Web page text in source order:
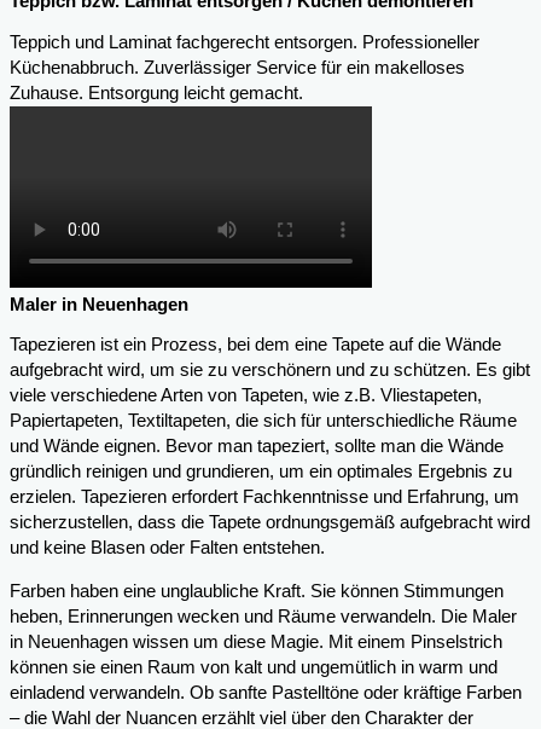
Teppich und Laminat fachgerecht entsorgen. Professioneller
Küchenabbruch. Zuverlässiger Service für ein makelloses
Zuhause. Entsorgung leicht gemacht.
Maler in Neuenhagen
Tapezieren ist ein Prozess, bei dem eine Tapete auf die Wände
aufgebracht wird, um sie zu verschönern und zu schützen. Es gibt
viele verschiedene Arten von Tapeten, wie z.B. Vliestapeten,
Papiertapeten, Textiltapeten, die sich für unterschiedliche Räume
und Wände eignen. Bevor man tapeziert, sollte man die Wände
gründlich reinigen und grundieren, um ein optimales Ergebnis zu
erzielen. Tapezieren erfordert Fachkenntnisse und Erfahrung, um
sicherzustellen, dass die Tapete ordnungsgemäß aufgebracht wird
und keine Blasen oder Falten entstehen.
Farben haben eine unglaubliche Kraft. Sie können Stimmungen
heben, Erinnerungen wecken und Räume verwandeln. Die Maler
in Neuenhagen wissen um diese Magie. Mit einem Pinselstrich
können sie einen Raum von kalt und ungemütlich in warm und
einladend verwandeln. Ob sanfte Pastelltöne oder kräftige Farben
– die Wahl der Nuancen erzählt viel über den Charakter der